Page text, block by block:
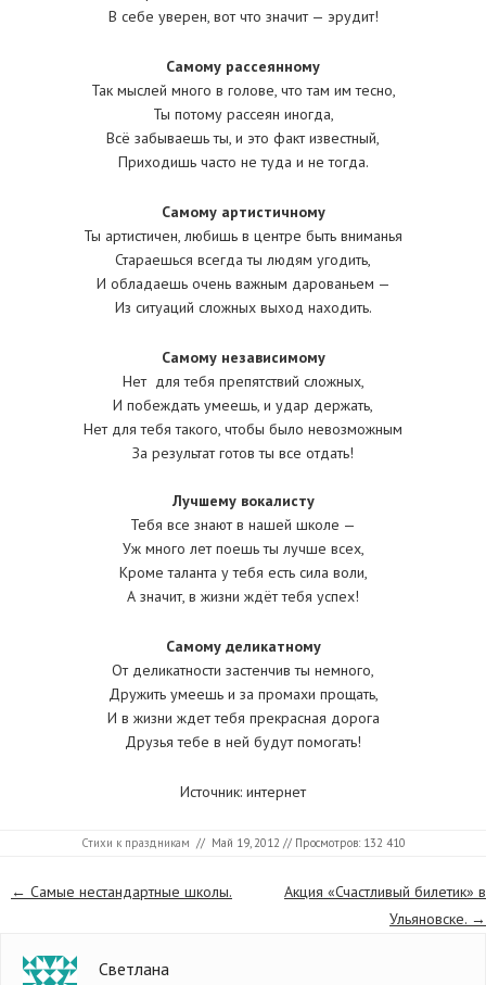
В себе уверен, вот что значит — эрудит!
Самому рассеянному
Так мыслей много в голове, что там им тесно,
Ты потому рассеян иногда,
Всё забываешь ты, и это факт известный,
Приходишь часто не туда и не тогда.
Самому артистичному
Ты артистичен, любишь в центре быть вниманья
Стараешься всегда ты людям угодить,
И обладаешь очень важным дарованьем —
Из ситуаций сложных выход находить.
Самому независимому
Нет для тебя препятствий сложных,
И побеждать умеешь, и удар держать,
Нет для тебя такого, чтобы было невозможным
За результат готов ты все отдать!
Лучшему вокалисту
Тебя все знают в нашей школе —
Уж много лет поешь ты лучше всех,
Кроме таланта у тебя есть сила воли,
А значит, в жизни ждёт тебя успех!
Самому деликатному
От деликатности застенчив ты немного,
Дружить умеешь и за промахи прощать,
И в жизни ждет тебя прекрасная дорога
Друзья тебе в ней будут помогать!
Источник: интернет
Стихи к праздникам // Май 19, 2012 // Просмотров: 132 410
Страницы
← Самые нестандартные школы.
Акция «Счастливый билетик» в
Ульяновске. →
Светлана